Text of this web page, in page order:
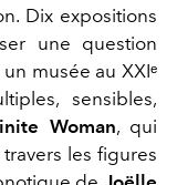
Dix expositions
une question
musée au XXIᵉ
sensibles,
Woman, qui
les figures